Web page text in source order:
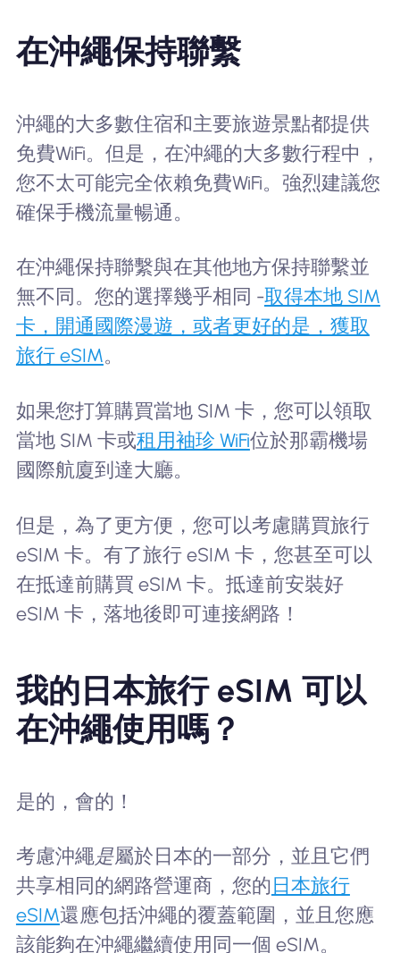
在沖繩保持聯繫
沖繩的大多數住宿和主要旅遊景點都提供
免費WiFi。但是，在沖繩的大多數行程中，
您不太可能完全依賴免費WiFi。強烈建議您
確保手機流量暢通。
在沖繩保持聯繫與在其他地方保持聯繫並
無不同。您的選擇幾乎相同 -取得本地 SIM
卡，開通國際漫遊，或者更好的是，獲取
旅行 eSIM。
如果您打算購買當地 SIM 卡，您可以領取
當地 SIM 卡或租用袖珍 WiFi位於那霸機場
國際航廈到達大廳。
但是，為了更方便，您可以考慮購買旅行
eSIM 卡。有了旅行 eSIM 卡，您甚至可以
在抵達前購買 eSIM 卡。抵達前安裝好
eSIM 卡，落地後即可連接網路！
我的日本旅行 eSIM 可以
在沖繩使用嗎？
是的，會的！
考慮沖繩是屬於日本的一部分，並且它們
共享相同的網路營運商，您的 日本旅行
eSIM還應包括沖繩的覆蓋範圍，並且您應
該能夠在沖繩繼續使用同一個 eSIM。